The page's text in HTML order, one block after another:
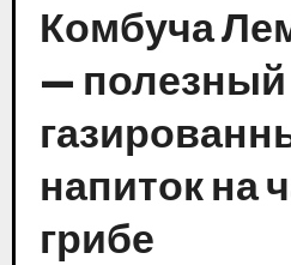
Комбуча
— полезный
напиток на
грибе